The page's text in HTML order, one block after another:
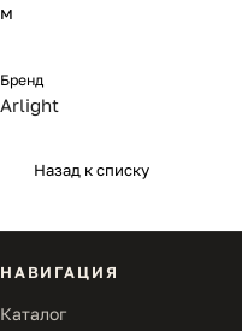
м
Бренд
Arlight
Назад к списку
НАВИГАЦИЯ
Каталог